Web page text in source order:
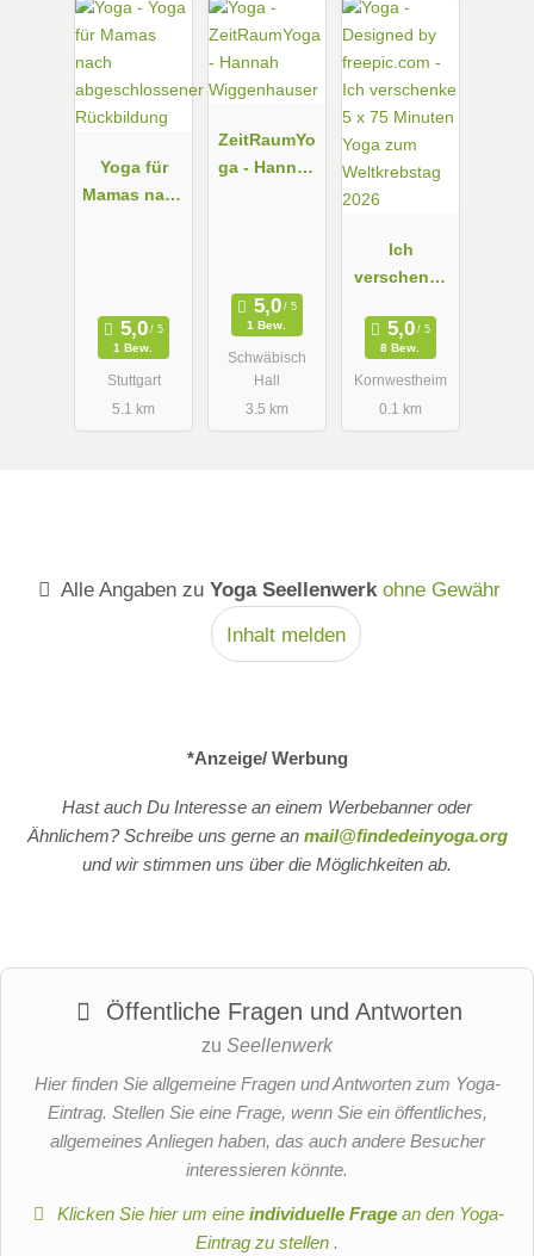
Yoga für
Mamas nach
1 Bew.
Stuttgart
5.1 km
ZeitRaumYo
ga - Hannah
1 Bew.
Schwäbisch
Hall
3.5 km
Ich
verschenke
Minuten
Yoga zum
Weltkrebsta
g 2026
8 Bew.
Kornwestheim
0.1 km
Alle Angaben zuYoga Seellenwerk ohne Gewähr
Inhalt melden
*Anzeige/ Werbung
Hast auch Du Interesse an einem Werbebanner oder
Ähnlichem? Schreibe uns gerne an mail@findedeinyoga.org
und wir stimmen uns über die Möglichkeiten ab.
Öffentliche Fragen und Antworten
zu Seellenwerk
Hier finden Sie allgemeine Fragen und Antworten zum Yoga-
Eintrag. Stellen Sie eine Frage, wenn Sie ein öffentliches,
allgemeines Anliegen haben, das auch andere Besucher
interessieren könnte.
Klicken Sie hier um eineindividuelle Frage an den Yoga-
Eintrag zu stellen .